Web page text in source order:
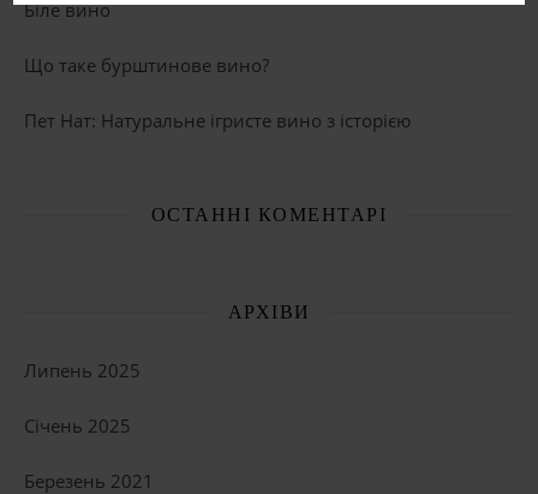
Біле вино
Що таке бурштинове вино?
Пет Нат: Натуральне ігристе вино з історією
ОСТАННІ КОМЕНТАРІ
АРХІВИ
Липень 2025
Січень 2025
Березень 2021